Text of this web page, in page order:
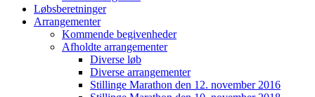
Løbsberetninger
Arrangementer
Kommende begivenheder
Afholdte arrangementer
Diverse løb
Diverse arrangementer
Stillinge Marathon den 12. november 2016